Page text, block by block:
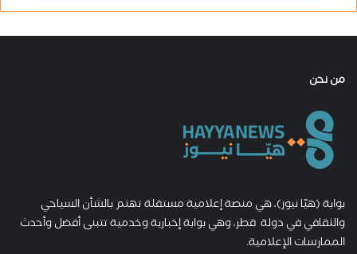
من نحن
بوابة (هيّا نيوز)، هي منصة إعلامية مستقلة تهتم بالشأن السياحي
والثقافي في دولة قطر، وهي بوابة إخبارية وخدمية تتبنى أفضل وأحدث
الممارسات الإعلامية.